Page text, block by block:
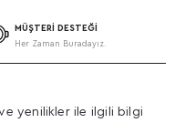
MÜŞTERİ DESTEĞİ
Her Zaman Buradayız.
yenilikler ile ilgili bilgi